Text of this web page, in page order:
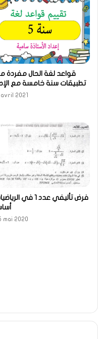
قواعد لغة الحال مفردة
تطبيقات سنة خامسة مع
avril 2021
mai 2020